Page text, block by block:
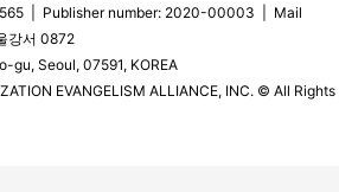
| Publisher number: 2020-00003 | Mail
강서 0872
gu, Seoul, 07591, KOREA
EVANGELISM ALLIANCE, INC. © All Rights